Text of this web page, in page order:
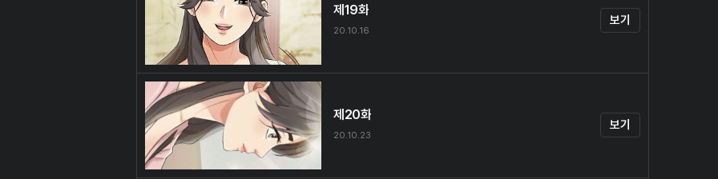
제19화
20.10.16
보기
제20화
20.10.23
보기